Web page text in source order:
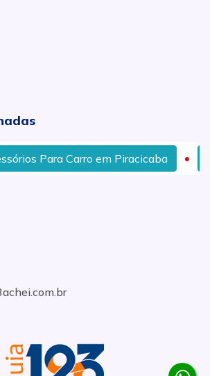
Para Carro em Piracicaba